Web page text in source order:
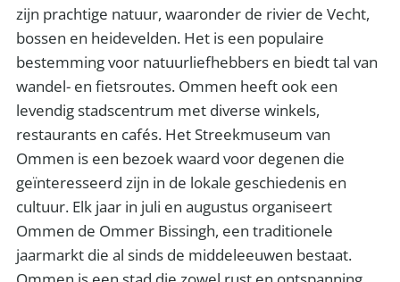
zijn prachtige natuur, waaronder de rivier de Vecht,
bossen en heidevelden. Het is een populaire
bestemming voor natuurliefhebbers en biedt tal van
wandel- en fietsroutes. Ommen heeft ook een
levendig stadscentrum met diverse winkels,
restaurants en cafés. Het Streekmuseum van
Ommen is een bezoek waard voor degenen die
geïnteresseerd zijn in de lokale geschiedenis en
cultuur. Elk jaar in juli en augustus organiseert
Ommen de Ommer Bissingh, een traditionele
jaarmarkt die al sinds de middeleeuwen bestaat.